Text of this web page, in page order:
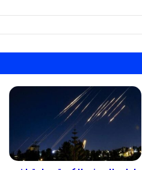
الشيخ
عيسى
#البحرين.